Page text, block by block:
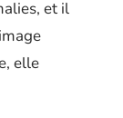
et il
elle